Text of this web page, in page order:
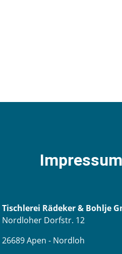
Tischlerei Rädeker & Bohlje
Nordloher Dorfstr. 12
26689 Apen - Nordloh